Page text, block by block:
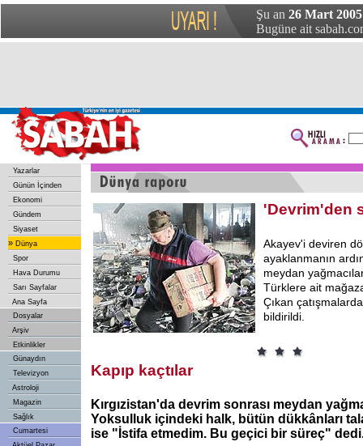
Şu an 26 Mart
Bugüne ait
Yazarlar
Günün İçinden
Ekonomi
Gündem
Siyaset
» Dünya
Spor
Hava Durumu
Sarı Sayfalar
Ana Sayfa
Dosyalar
Arşiv
Etkinlikler
Günaydın
Televizyon
Astroloji
Magazin
Sağlık
Cumartesi
'Devrim'den
Akayev'i deviren
ayaklanmanın
meydan
Türklere ait
Çıkan
bildirildi.
Kapıp kaçtılar
Kırgızistan'da devrim sonrası meydan
Yoksulluk içindeki halk, bütün dükkânları
ise "İstifa etmedim. Bu geçici bir süreç"